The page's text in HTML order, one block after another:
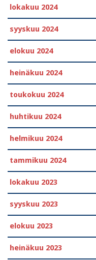
lokakuu 2024
syyskuu 2024
elokuu 2024
heinäkuu 2024
toukokuu 2024
huhtikuu 2024
helmikuu 2024
tammikuu 2024
lokakuu 2023
syyskuu 2023
elokuu 2023
heinäkuu 2023